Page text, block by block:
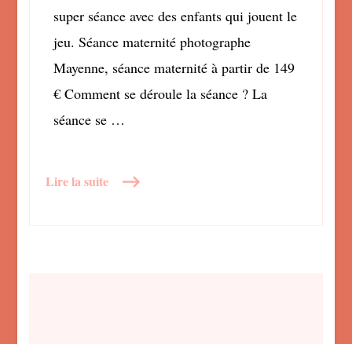
super séance avec des enfants qui jouent le
jeu. Séance maternité photographe
Mayenne, séance maternité à partir de 149
€ Comment se déroule la séance ? La
séance se …
Lire la suite